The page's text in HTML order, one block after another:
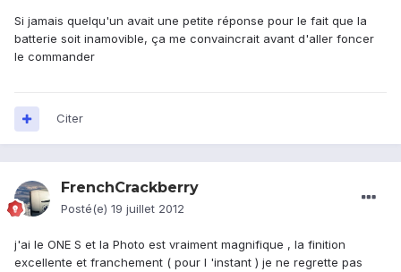
Si jamais quelqu'un avait une petite réponse pour le fait que la
batterie soit inamovible, ça me convaincrait avant d'aller foncer
le commander
Citer
FrenchCrackberry
Posté(e) 19 juillet 2012
j'ai le ONE S et la Photo est vraiment magnifique , la finition
excellente et franchement ( pour l 'instant ) je ne regrette pas